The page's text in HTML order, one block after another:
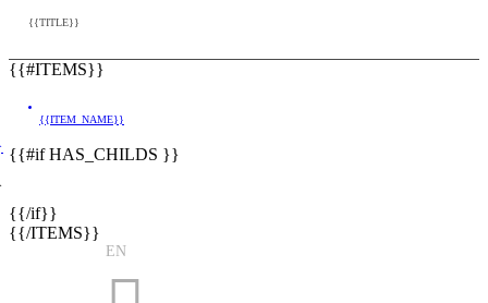
{{TITLE}}
{{#ITEMS}}
{{ITEM_NAME}}
{{#if HAS_CHILDS }}
{{/if}}
{{/ITEMS}}
EN